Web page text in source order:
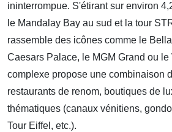
ininterrompue. S'étirant sur environ
le Mandalay Bay au sud et la tour
rassemble des icônes comme le
Caesars Palace, le MGM Grand ou
complexe propose une combinaison
restaurants de renom, boutiques de
thématiques (canaux vénitiens,
Tour Eiffel, etc.).